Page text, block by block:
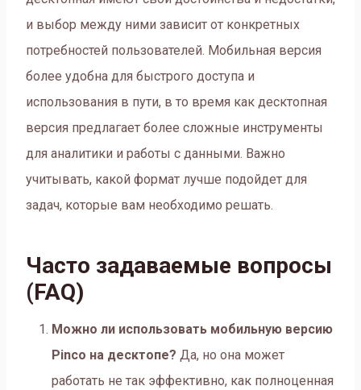
и выбор между ними зависит от конкретных
потребностей пользователей. Мобильная версия
более удобна для быстрого доступа и
использования в пути, в то время как десктопная
версия предлагает более сложные инструменты
для аналитики и работы с данными. Важно
учитывать, какой формат лучше подойдет для
задач, которые вам необходимо решать.
Часто задаваемые вопросы
(FAQ)
Можно ли использовать мобильную версию
Pinco на десктопе? Да, но она может
работать не так эффективно, как полноценная